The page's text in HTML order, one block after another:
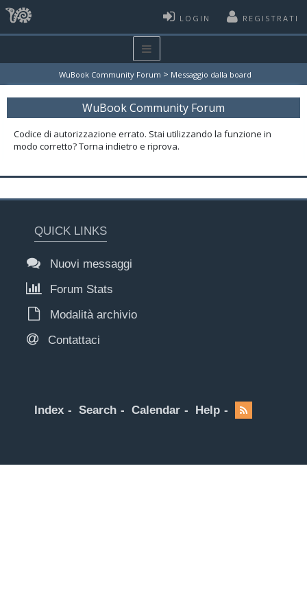
LOGIN REGISTRATI
WuBook Community Forum > Messaggio dalla board
WuBook Community Forum
Codice di autorizzazione errato. Stai utilizzando la funzione in
modo corretto? Torna indietro e riprova.
QUICK LINKS
Nuovi messaggi
Forum Stats
Modalità archivio
Contattaci
Index Search Calendar Help